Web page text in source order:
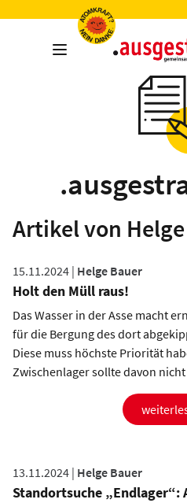
Artikel von
15.11.2024 | Helge Bauer
Holt den Müll raus!
Das Wasser in der Asse macht
für die Bergung des dort
Diese muss höchste Priorität
Zwischenlager sollte davon
13.11.2024 | Helge Bauer
Standortsuche „Endlager“: